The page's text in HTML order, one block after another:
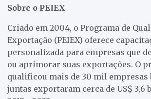
Sobre o PEIEX
Criado em 2004, o Programa de
Exportação (PEIEX) oferece
personalizada para empresas que
ou aprimorar suas exportações. O
qualificou mais de 30 mil empresas
juntas exportaram cerca de US$ 3,6